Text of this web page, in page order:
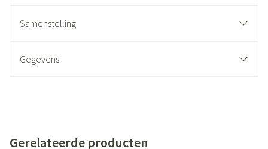
Samenstelling
Gegevens
Gerelateerde producten